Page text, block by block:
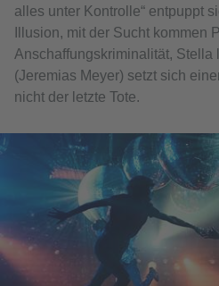
alles unter Kontrolle“ entpuppt
Illusion, mit der Sucht kommen
Anschaffungskriminalität, Stella
(Jeremias Meyer) setzt sich
nicht der letzte Tote.